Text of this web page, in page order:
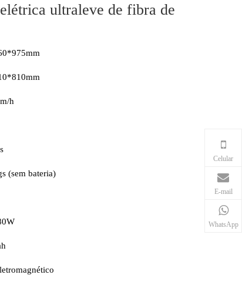
ultraleve de fibra de
h
(sem bateria)
Celular
E-mail
WhatsApp